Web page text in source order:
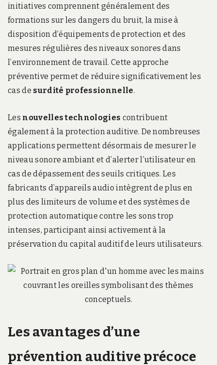
initiatives comprennent généralement des
formations sur les dangers du bruit, la mise à
disposition d’équipements de protection et des
mesures régulières des niveaux sonores dans
l’environnement de travail. Cette approche
préventive permet de réduire significativement les
cas de surdité professionnelle.
Les nouvelles technologies contribuent
également à la protection auditive. De nombreuses
applications permettent désormais de mesurer le
niveau sonore ambiant et d’alerter l’utilisateur en
cas de dépassement des seuils critiques. Les
fabricants d’appareils audio intègrent de plus en
plus des limiteurs de volume et des systèmes de
protection automatique contre les sons trop
intenses, participant ainsi activement à la
préservation du capital auditif de leurs utilisateurs.
Les avantages d’une
prévention auditive précoce